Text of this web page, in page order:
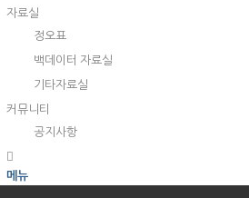
자료실
정오표
백데이터 자료실
기타자료실
커뮤니티
공지사항
메뉴